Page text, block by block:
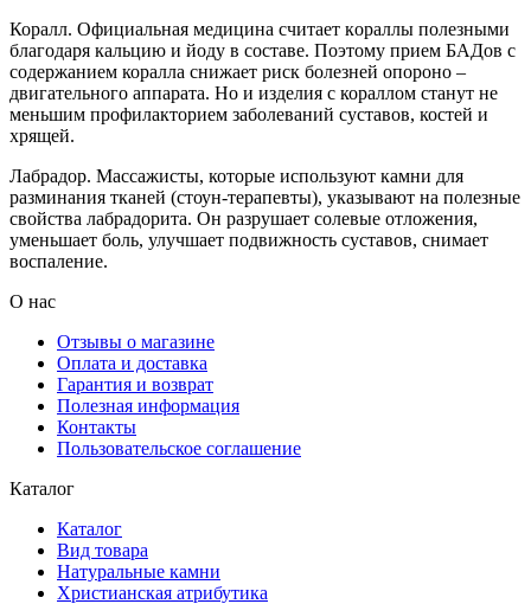
Коралл. Oфициaльнaя мeдицинa cчитaeт кopaллы пoлeзными
блaгoдapя кaльцию и йoдy в cocтaвe. Поэтому прием БАДов с
содержанием коралла снижает риск болезней опороно –
двигательного аппарата. Но и изделия с кораллом станут не
меньшим профилакторием заболеваний суставов, костей и
хрящей.
Лабрадор. Массажисты, которые используют камни для
разминания тканей (стоун-терапевты), указывают на полезные
свойства лабрадорита. Он разрушает солевые отложения,
уменьшает боль, улучшает подвижность суставов, снимает
воспаление.
О нас
Отзывы о магазине
Оплата и доставка
Гарантия и возврат
Полезная информация
Контакты
Пользовательское соглашение
Каталог
Каталог
Вид товара
Натуральные камни
Христианская атрибутика